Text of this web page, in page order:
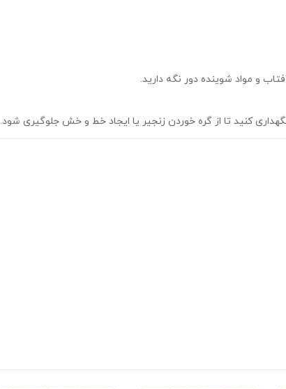
و مواد شوینده دور نگه دارید.
کنید تا از گره خوردن زنجیر یا ایجاد خط و خش جلوگیری شود.